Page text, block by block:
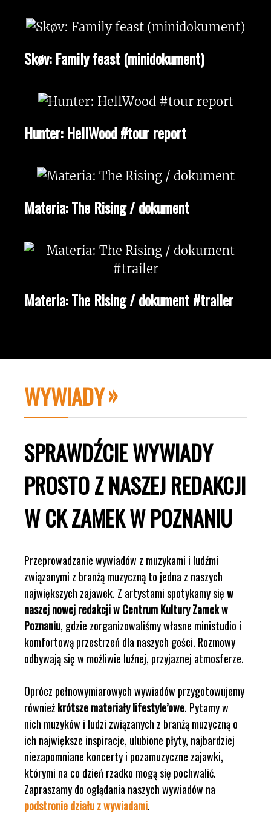
Skøv: Family feast (minidokument)
Hunter: HellWood #tour report
Materia: The Rising / dokument
Materia: The Rising / dokument #trailer
WYWIADY
SPRAWDŹCIE WYWIADY
PROSTO Z NASZEJ REDAKCJI
W CK ZAMEK W POZNANIU
Przeprowadzanie wywiadów z muzykami i ludźmi
związanymi z branżą muzyczną to jedna z naszych
największych zajawek. Z artystami spotykamy sięw
naszej nowej redakcji w Centrum Kultury Zamek w
Poznaniu, gdzie zorganizowaliśmy własne ministudio i
komfortową przestrzeń dla naszych gości. Rozmowy
odbywają się w możliwie luźnej, przyjaznej atmosferze.
Oprócz pełnowymiarowych wywiadów przygotowujemy
równieżkrótsze materiały lifestyle’owe. Pytamy w
nich muzyków i ludzi związanych z branżą muzyczną o
ich największe inspiracje, ulubione płyty, najbardziej
niezapomniane koncerty i pozamuzyczne zajawki,
którymi na co dzień rzadko mogą się pochwalić.
Zapraszamy do oglądania naszych wywiadów na
podstronie działu z wywiadami.